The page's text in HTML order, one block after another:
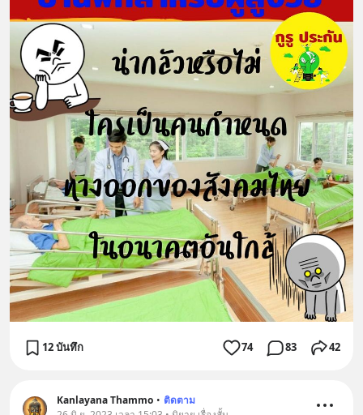
12 บันทึก 74 83 42
Kanlayana Thammo • ติดตาม